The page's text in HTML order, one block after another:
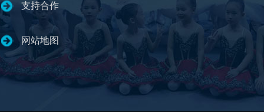
支持合作
网站地图